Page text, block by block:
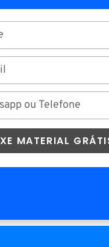
MATERIAL